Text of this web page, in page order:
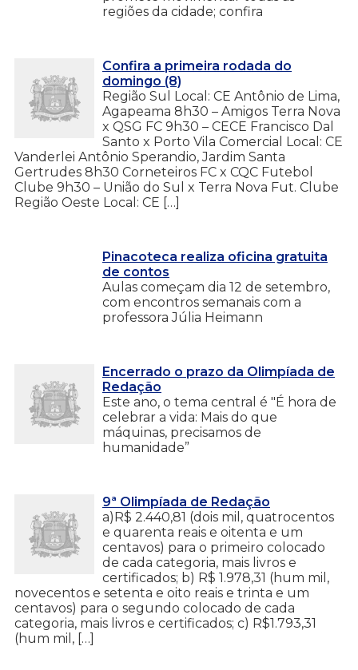
regiões da cidade; confira
Confira a primeira rodada do
domingo (8)
Região Sul Local: CE Antônio de Lima,
Agapeama 8h30 – Amigos Terra Nova
x QSG FC 9h30 – CECE Francisco Dal
Santo x Porto Vila Comercial Local: CE
Vanderlei Antônio Sperandio, Jardim Santa
Gertrudes 8h30 Corneteiros FC x CQC Futebol
Clube 9h30 – União do Sul x Terra Nova Fut. Clube
Região Oeste Local: CE […]
Pinacoteca realiza oficina gratuita
de contos
Aulas começam dia 12 de setembro,
com encontros semanais com a
professora Júlia Heimann
Encerrado o prazo da Olimpíada de
Redação
Este ano, o tema central é "É hora de
celebrar a vida: Mais do que
máquinas, precisamos de
humanidade”
9ª Olimpíada de Redação
a)R$ 2.440,81 (dois mil, quatrocentos
e quarenta reais e oitenta e um
centavos) para o primeiro colocado
de cada categoria, mais livros e
certificados; b) R$ 1.978,31 (hum mil,
novecentos e setenta e oito reais e trinta e um
centavos) para o segundo colocado de cada
categoria, mais livros e certificados; c) R$1.793,31
(hum mil, […]